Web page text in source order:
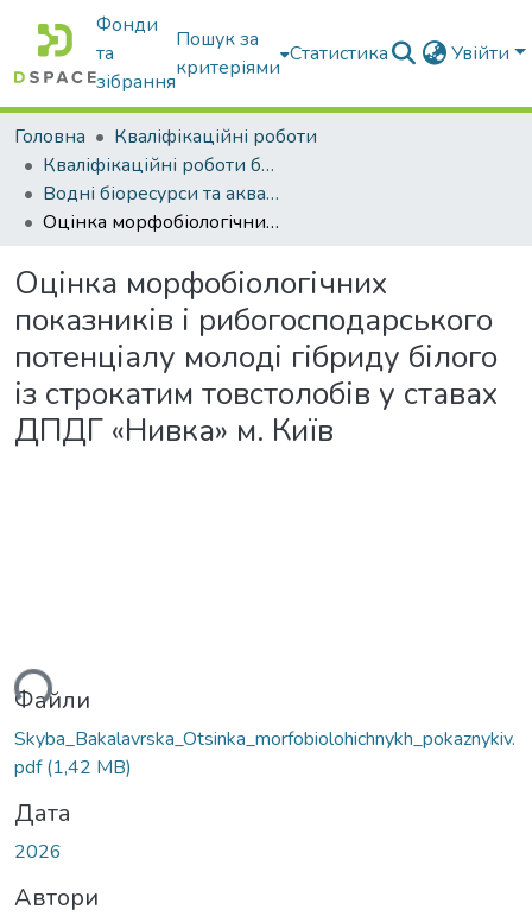
Фонди
та
зібрання
Пошук за
критеріями
Статистика Увійти
Головна
Кваліфікаційні роботи
Кваліфікаційні роботи бакалаврів
Водні біоресурси та аквакультура
Оцінка морфобіологічних показників і рибогосподарського потенціалу молоді гібриду білого із строкатим товстолобів у ставах ДПДГ «Нивка» м. Київ
Оцінка морфобіологічних
показників і рибогосподарського
потенціалу молоді гібриду білого
із строкатим товстолобів у ставах
ДПДГ «Нивка» м. Київ
Файли
Skyba_Bakalavrska_Otsinka_morfobiolohichnykh_pokaznykiv.
pdf(1,42 MB)
Дата
2026
Автори